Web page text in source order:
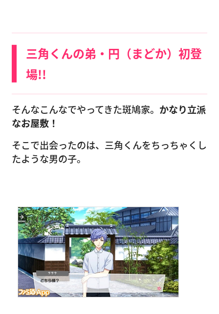
三角くんの弟・円（まどか）初登
場!!
そんなこんなでやってきた斑鳩家。 かなり立派
なお屋敷！
そこで出会ったのは、三角くんをちっちゃくし
たような男の子。